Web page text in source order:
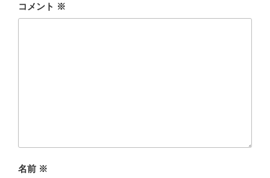
コメント ※
名前 ※